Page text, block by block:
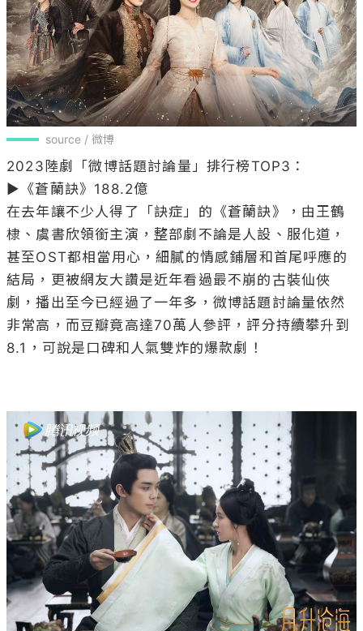
source / 微博
2023陸劇「微博話題討論量」排行榜TOP3：
▶《蒼蘭訣》188.2億
在去年讓不少人得了「訣症」的《蒼蘭訣》，由王鶴
棣、虞書欣領銜主演，整部劇不論是人設、服化道，
甚至OST都相當用心，細膩的情感鋪層和首尾呼應的
結局，更被網友大讚是近年看過最不崩的古裝仙俠
劇，播出至今已經過了一年多，微博話題討論量依然
非常高，而豆瓣竟高達70萬人參評，評分持續攀升到
8.1，可說是口碑和人氣雙炸的爆款劇！